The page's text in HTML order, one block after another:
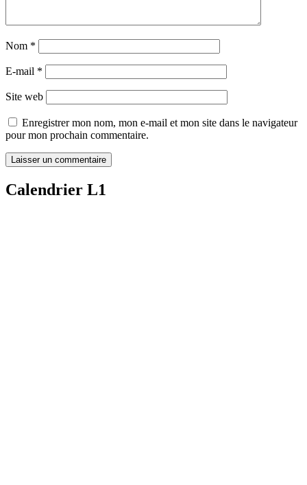
Nom *
E-mail *
Site web
Enregistrer mon nom, mon e-mail et mon site dans le navigateur
pour mon prochain commentaire.
Calendrier L1